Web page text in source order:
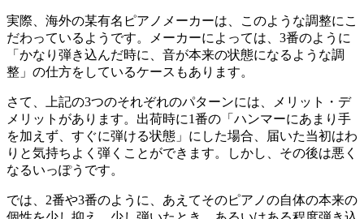
実際、海外の某有名ピアノメーカーは、このような調整にこ
だわっているようです。メーカーによっては、3番のように
「かなり弾き込んだ時に、音が本来の状態になるような調
整」の仕方をしているケースもあります。
さて、上記の3つのそれぞれのパターンには、メリット・デ
メリットがあります。出荷時に1番の「ハンマーにあまり手
を加えず、すぐに弾ける状態」にした場合、届いた当初はわ
りと気持ちよく弾くことができます。しかし、その後は悪く
なるいっぽうです。
では、2番や3番のように、あえてそのピアノの自体の本来の